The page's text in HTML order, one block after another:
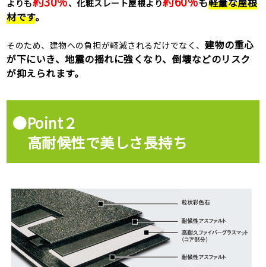
よりも
、化粧スレート屋根より
材です。
そのため、建物への負担が軽減されるだけでなく、 建物の重心
が下にいき、地震の揺れに強くなり、倒壊などのリスク
が抑えられます。
●Point２
高耐候性で美しさ長持ち